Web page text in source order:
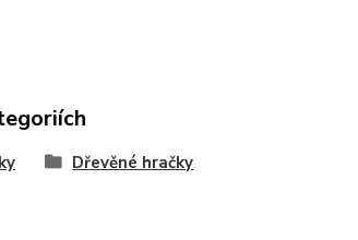
Dřevěné hračky